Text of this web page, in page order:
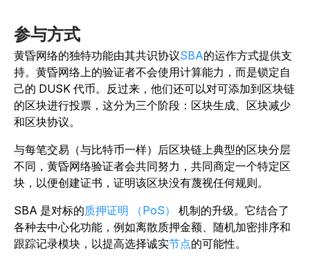
参与方式
黄昏网络的独特功能由其共识协议SBA的运作方式提供支
持。黄昏网络上的验证者不会使用计算能力，而是锁定自
己的 DUSK 代币。反过来，他们还可以对可添加到区块链
的区块进行投票，这分为三个阶段：区块生成、区块减少
和区块协议。
与每笔交易（与比特币一样）后区块链上典型的区块分层
不同，黄昏网络验证者会共同努力，共同商定一个特定区
块，以便创建证书，证明该区块没有蔑视任何规则。
SBA 是对标的质押证明 （PoS）
机制的升级。它结合了
各种去中心化功能，例如离散质押金额、随机加密排序和
跟踪记录模块，以提高选择诚实节点的可能性。